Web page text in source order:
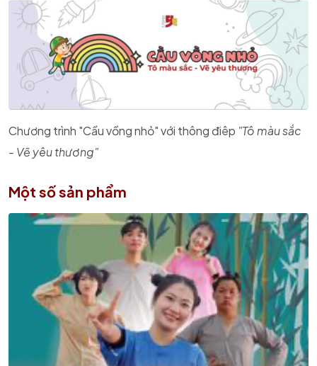
Chương trình "Cầu vồng nhỏ" với thông điêp "Tô màu sắc
- Vẽ yêu thương"
Một số sản phẩm